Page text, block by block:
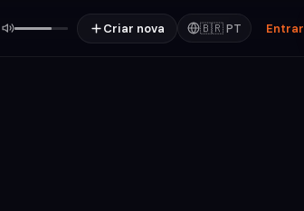
Criar nova 🇧🇷PT Entrar